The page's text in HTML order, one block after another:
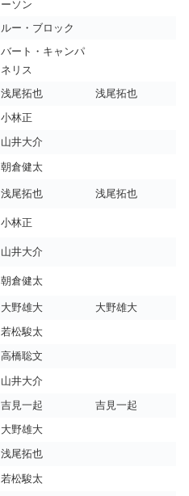
ーソン
ルー・ブロック
バート・キャンパ
ネリス
浅尾拓也
浅尾拓也
小林正
山井大介
朝倉健太
浅尾拓也 浅尾拓也
小林正
山井大介
朝倉健太
大野雄大
大野雄大
若松駿太
高橋聡文
山井大介
吉見一起
吉見一起
大野雄大
浅尾拓也
若松駿太